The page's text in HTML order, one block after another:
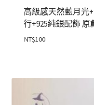
高級感天然藍月光
行+925純銀配飾
NT$100